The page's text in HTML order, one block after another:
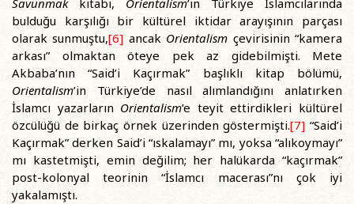
Savunmakkitabı, Orientalism’in Türkiye İslamcılarında
bulduğu karşılığı bir kültürel iktidar arayışının parçası
olarak sunmuştu,[6] ancak Orientalism çevirisinin “kamera
arkası” olmaktan öteye pek az gidebilmişti. Mete
Akbaba’nın “Said’i Kaçırmak” başlıklı kitap bölümü,
Orientalism’in Türkiye’de nasıl alımlandığını anlatırken
İslamcı yazarların Orientalism’e teyit ettirdikleri kültürel
özcülüğü de birkaç örnek üzerinden göstermişti.[7] “Said’i
Kaçırmak” derken Said’i “ıskalamayı” mı, yoksa “alıkoymayı”
mı kastetmişti, emin değilim; her halükarda “kaçırmak”
post-kolonyal teorinin “İslamcı macerası”nı çok iyi
yakalamıştı.